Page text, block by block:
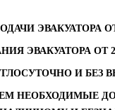
ЭВАКУАТОРА ОТ
ЭВАКУАТОРА ОТ
И БЕЗ
НЕОБХОДИМЫЕ